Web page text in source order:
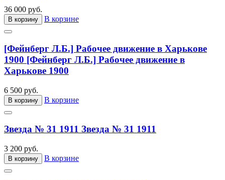
36 000 руб.
В корзину В корзине
[Фейнберг Л.Б.] Рабочее движение в Харькове
1900 [Фейнберг Л.Б.] Рабочее движение в
Харькове 1900
6 500 руб.
В корзину В корзине
Звезда № 31 1911 Звезда № 31 1911
3 200 руб.
В корзину В корзине